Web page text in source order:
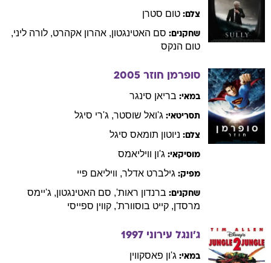
צלם: טום סטרן
שחקנים: סם האטינגטון, אהרון אקהרט, לורה ליני,
טום הנקס
סופרמן חוזר 2005
במאי: בריאן סינגר
תסריטאי: ג'ואל שוסטר, ג'רי סיגל
צלם: ניוטון תומאס סיגל
מוסיקאי: ג'ון וויליאמס
מפיק: גילברט אדלר, וויליאם פיי
שחקנים: ברנדון ראות', סם האטינגטון, ג'יימס
מרסדן, קייט בוסוורת', קווין ספייסי
ג'ונגל עירוני 1997
במאי: ג'ון פאסקווין